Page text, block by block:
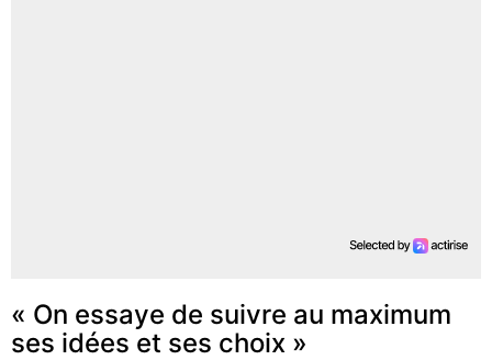
« On essaye de suivre au maximum
ses idées et ses choix »